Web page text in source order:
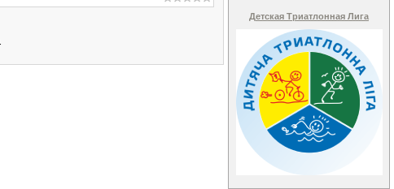
Детская Триатлонная Лига